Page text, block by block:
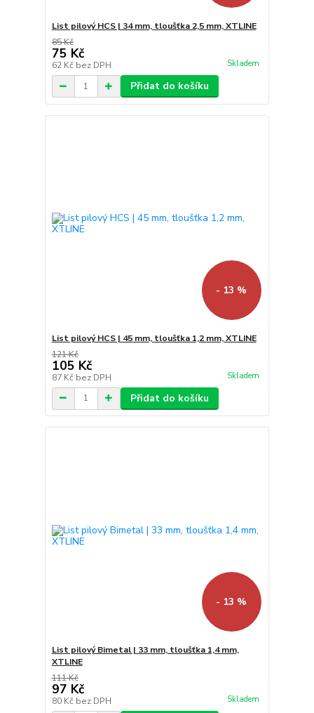
List pilový HCS | 34 mm, tloušťka 2,5 mm, XTLINE
85 Kč
75 Kč
62 Kč bez DPH Skladem
Přidat do košíku
- 13 %
List pilový HCS | 45 mm, tloušťka 1,2 mm, XTLINE
121 Kč
105 Kč
87 Kč bez DPH Skladem
Přidat do košíku
- 13 %
List pilový Bimetal | 33 mm, tloušťka 1,4 mm,
XTLINE
111 Kč
97 Kč
80 Kč bez DPH Skladem